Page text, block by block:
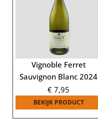
Vignoble Ferret
Sauvignon Blanc 2024
€ 7,95
BEKIJK PRODUCT